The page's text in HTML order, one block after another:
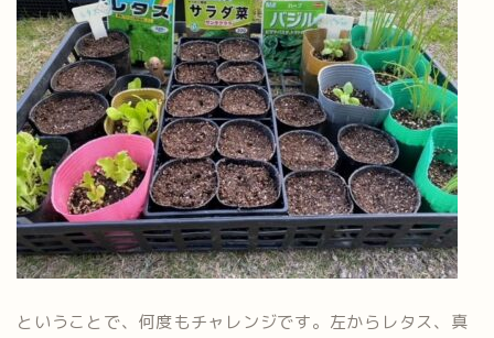
ということで、何度もチャレンジです。左からレタス、真